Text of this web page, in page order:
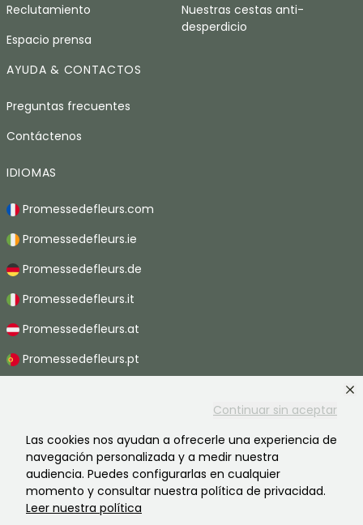
Continuar sin aceptar
Las cookies nos ayudan a ofrecerle una experiencia de
navegación personalizada y a medir nuestra
audiencia. Puedes configurarlas en cualquier
momento y consultar nuestra política de privacidad.
Leer nuestra política
Reclutamiento
Espacio prensa
Nuestras cestas anti-
desperdicio
AYUDA & CONTACTOS
Preguntas frecuentes
Contáctenos
IDIOMAS
Promessedefleurs.com
Promessedefleurs.ie
Promessedefleurs.de
Promessedefleurs.it
Promessedefleurs.at
Promessedefleurs.pt
Promessedefleurs.ch